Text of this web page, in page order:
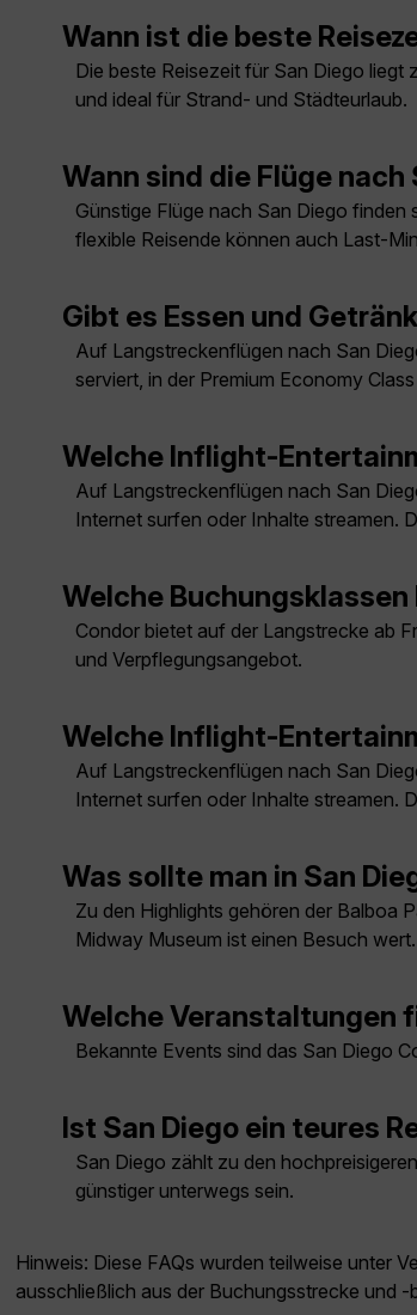
Wann ist die beste
Die beste Reisezeit für San Diego
und ideal für Strand- und Städteurlaub.
Wann sind die Flüge
Günstige Flüge nach San Diego
flexible Reisende können auch Last-
Gibt es Essen und
Auf Langstreckenflügen nach San
serviert, in der Premium Economy
Welche Inflight-
Auf Langstreckenflügen nach San
Internet surfen oder Inhalte streamen.
Welche
Condor bietet auf der Langstrecke ab
und Verpflegungsangebot.
Welche Inflight-
Auf Langstreckenflügen nach San
Internet surfen oder Inhalte streamen.
Was sollte man in San
Zu den Highlights gehören der Balboa
Midway Museum ist einen Besuch wert.
Welche Veranstaltungen
Bekannte Events sind das San Diego
Ist San Diego ein teures
San Diego zählt zu den
günstiger unterwegs sein.
Hinweis: Diese FAQs wurden teilweise unter
ausschließlich aus der Buchungsstrecke und